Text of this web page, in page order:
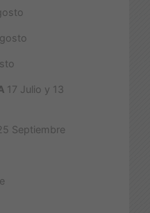
17 Julio y 13
Septiembre